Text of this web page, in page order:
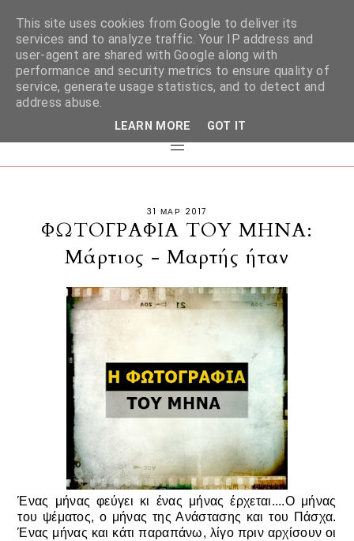
31 ΜΑΡ 2017
ΦΩΤΟΓΡΑΦΙΑ ΤΟΥ ΜΗΝΑ:
Μάρτιος - Μαρτής ήταν
Ένας μήνας φεύγει κι ένας μήνας έρχεται....Ο μήνας
του ψέματος, ο μήνας της Ανάστασης και του Πάσχα.
Ένας μήνας και κάτι παραπάνω, λίγο πριν αρχίσουν οι
This site uses cookies from Google to deliver its
services and to analyze traffic. Your IP address and
user-agent are shared with Google along with
performance and security metrics to ensure quality of
service, generate usage statistics, and to detect and
address abuse.
LEARN MORE GOT IT